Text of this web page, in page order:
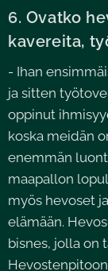
6. Ovatko
kavereita,
- Ihan
ja sitten
oppinut
koska meidän
enemmän
maapallon
myös hevoset
elämään.
bisnes, jolla on